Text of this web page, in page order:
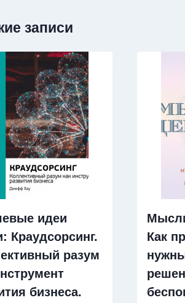
записи
идеи
Краудсорсинг.
разум
бизнеса.
Как